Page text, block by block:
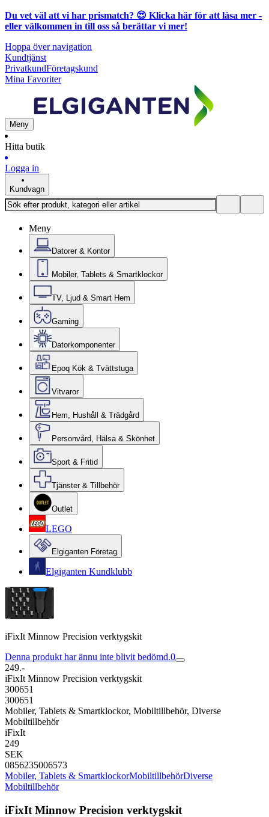
Du vet väl att vi har prismatch? 😍 Klicka här för att läsa mer -
eller välkommen in till oss så berättar vi mer!
Hoppa över navigation
Kundtjänst
PrivatkundFöretagskund
Mina Favoriter
Meny
Hitta butik
Logga in
Kundvagn
Meny
Datorer & Kontor
Mobiler, Tablets & Smartklockor
TV, Ljud & Smart Hem
Gaming
Datorkomponenter
Epoq Kök & Tvättstuga
Vitvaror
Hem, Hushåll & Trädgård
Personvård, Hälsa & Skönhet
Sport & Fritid
Tjänster & Tillbehör
Outlet
LEGO
Elgiganten Företag
Elgiganten Kundklubb
iFixIt Minnow Precision verktygskit
Denna produkt har ännu inte blivit bedömd.0
249.-
iFixIt Minnow Precision verktygskit
300651
300651
Mobiler, Tablets & Smartklockor, Mobiltillbehör, Diverse
Mobiltillbehör
iFixIt
249
SEK
0856235006573
Mobiler, Tablets & SmartklockorMobiltillbehörDiverse
Mobiltillbehör
iFixIt Minnow Precision verktygskit